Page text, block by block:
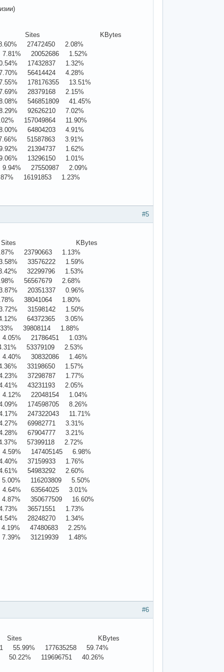
KBytes
27472450 2.08%
20052686 1.52%
17432837 1.32%
56414424 4.28%
178176355 13.51%
28379168 2.15%
546851809 41.45%
92626210 7.02%
157049864 11.90%
64804203 4.91%
51587863 3.91%
21394737 1.62%
13296150 1.01%
27550987 2.09%
16191853 1.23%
#5
KBytes
23790663 1.13%
33576222 1.59%
32299796 1.53%
56567679 2.68%
20351337 0.96%
38041064 1.80%
31598142 1.50%
64372365 3.05%
39808114 1.88%
21786451 1.03%
53379109 2.53%
30832086 1.46%
33198650 1.57%
37298787 1.77%
43231193 2.05%
22048154 1.04%
174598705 8.26%
247322043 11.71%
69982771 3.31%
67904777 3.21%
57399118 2.72%
147405145 6.98%
37159933 1.76%
54983292 2.60%
116203809 5.50%
63564025 3.01%
350677509 16.60%
36571551 1.73%
28248270 1.34%
47480683 2.25%
31219939 1.48%
#6
KBytes
177635258 59.74%
119696751 40.26%